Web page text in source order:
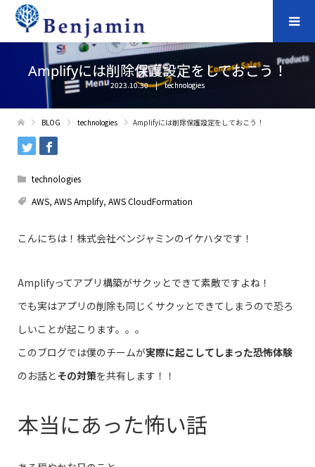
Amplifyには削除保護設定をしておこう！
2023.10.30 technologies
BLOG technologies Amplifyには削除保護設定をしておこう！
technologies
AWS, AWS Amplify, AWS CloudFormation
こんにちは！株式会社ベンジャミンのイケハタです！
Amplifyってアプリ構築がサクッとできて素敵ですよね！
でも実はアプリの削除も同じくサクッとできてしまうので恐ろ
しいことが起こります。。。
このブログでは僕のチームが実際に起こしてしまった恐怖体験
のお話とその対策を共有します！！
本当にあった怖い話